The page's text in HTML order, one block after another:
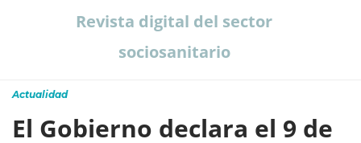
Revista digital del sector
sociosanitario
Actualidad
El Gobierno declara el 9 de